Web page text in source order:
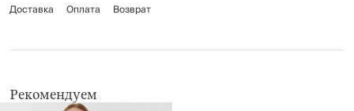
химчистка запрещена
Доставка
Оплата Возврат
Рекомендуем